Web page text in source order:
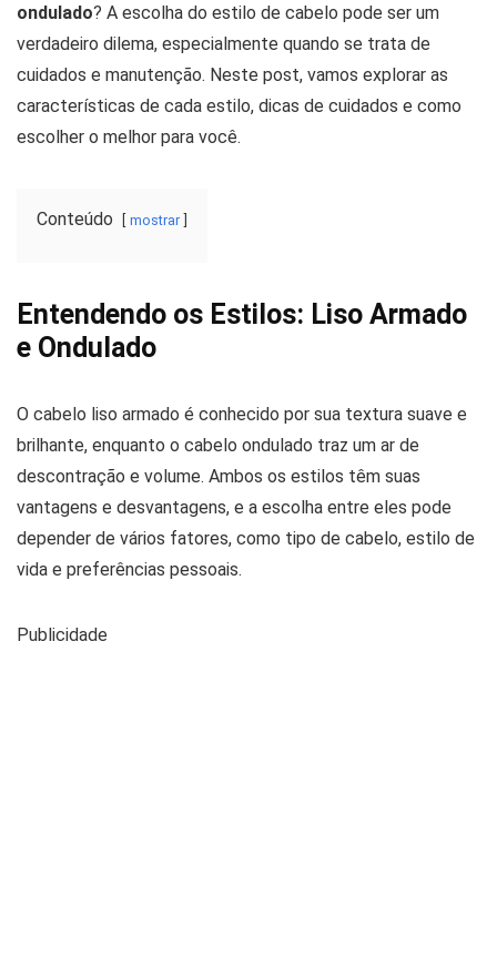
ondulado? A escolha do estilo de cabelo pode ser um
verdadeiro dilema, especialmente quando se trata de
cuidados e manutenção. Neste post, vamos explorar as
características de cada estilo, dicas de cuidados e como
escolher o melhor para você.
Conteúdo mostrar
Entendendo os Estilos: Liso Armado
e Ondulado
O cabelo liso armado é conhecido por sua textura suave e
brilhante, enquanto o cabelo ondulado traz um ar de
descontração e volume. Ambos os estilos têm suas
vantagens e desvantagens, e a escolha entre eles pode
depender de vários fatores, como tipo de cabelo, estilo de
vida e preferências pessoais.
Publicidade